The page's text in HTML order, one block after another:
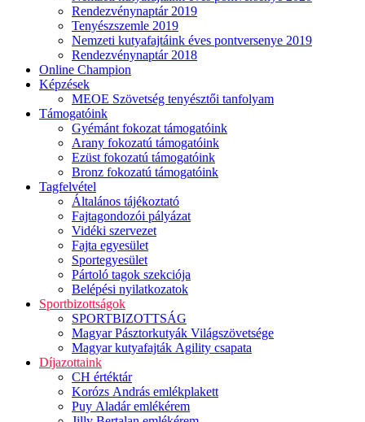
Rendezvénynaptár 2019
Tenyészszemle 2019
Nemzeti kutyafajtáink éves pontversenye 2019
Rendezvénynaptár 2018
Online Champion
Képzések
MEOE Szövetség tenyésztői tanfolyam
Támogatóink
Gyémánt fokozat támogatóink
Arany fokozatú támogatóink
Ezüst fokozatú támogatóink
Bronz fokozatú támogatóink
Tagfelvétel
Általános tájékoztató
Fajtagondozói pályázat
Vidéki szervezet
Fajta egyesület
Sportegyesület
Pártoló tagok szekciója
Belépési nyilatkozatok
Sportbizottságok
SPORTBIZOTTSÁG
Magyar Pásztorkutyák Világszövetsége
Magyar kutyafajták Agility csapata
Díjazottaink
CH értéktár
Korózs András emlékplakett
Puy Aladár emlékérem